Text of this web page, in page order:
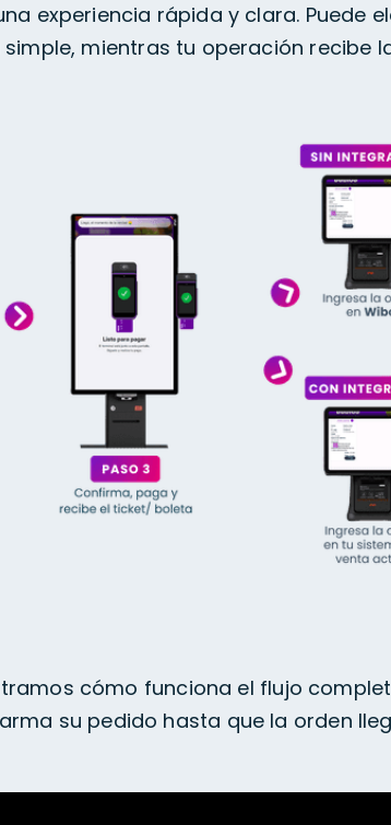
experiencia rápida y clara. Puede
mientras tu operación recibe
cómo funciona el flujo
su pedido hasta que la orden